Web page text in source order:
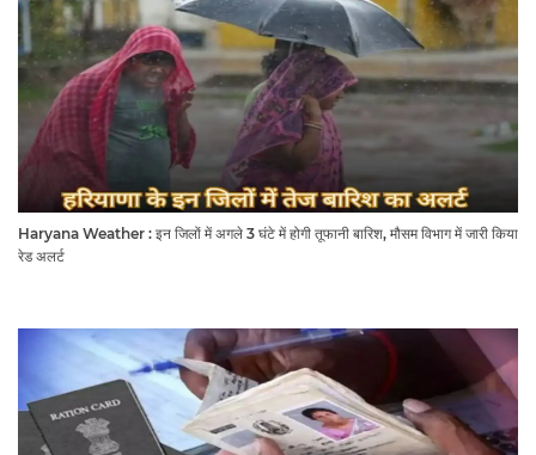
Haryana Weather : इन जिलों में अगले 3 घंटे में होगी तूफानी बारिश, मौसम विभाग में जारी किया
रेड अलर्ट